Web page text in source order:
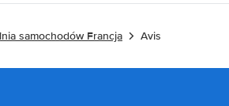
samochodów Francja Avis